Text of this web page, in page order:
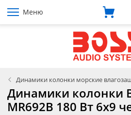
Меню
Динамики колонки морские
Динамики колонки
MR692B 180 Вт 6x9